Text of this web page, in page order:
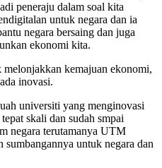
peneraju dalam soal kita
untuk negara dan ia
negara bersaing dan juga
ekonomi kita.
kemajuan ekonomi,
inovasi.
universiti yang menginovasi
skali dan sudah smpai
negara terutamanya UTM
untuk negara dan